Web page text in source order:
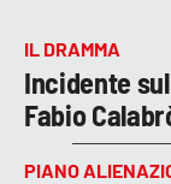
IL DRAMMA
Incidente
Fabio
PIANO